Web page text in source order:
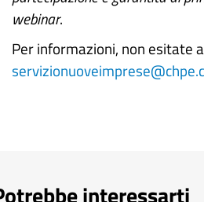
webinar.
Per informazioni, non esitate